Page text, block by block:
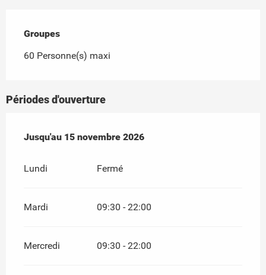
Groupes
Groupes
60 Personne(s) maxi
Périodes d'ouverture
Du4 avril 2026au15 novembre 2026
Jusqu'au 15 novembre 2026
Lundi Fermé
Mardi 09:30 - 22:00
Mercredi 09:30 - 22:00